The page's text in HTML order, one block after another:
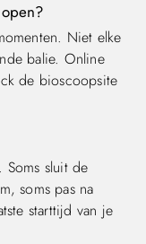
Niet elke
balie. Online
de bioscoopsite
Soms sluit de
soms pas na
starttijd van je